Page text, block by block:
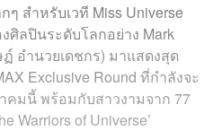
สำหรับเวที Miss Universe
ศิลปินระดับโลกอย่าง Mark
อำนวยเดชกร) มาแสดงสุด
Exclusive Round ที่กำลังจะ
คมนี้ พร้อมกับสาวงามจาก 77
Warriors of Universe’